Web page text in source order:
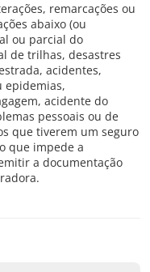
remarcações ou
abaixo (ou
ou parcial do
de trilhas, desastres
acidentes,
epidemias,
acidente do
pessoais ou de
que tiverem um seguro
que impede a
a documentação